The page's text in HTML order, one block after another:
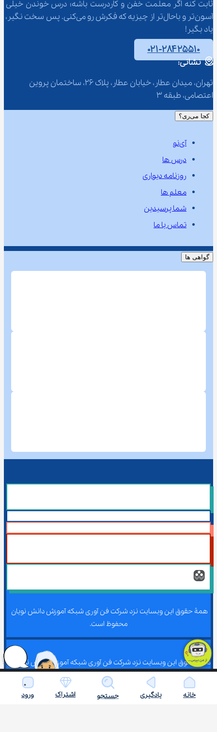
ثابت کنه اگر معلمت خفن و کاردرست باشه؛ درس خوندن خیلی
آسون‌تر و باحال‌تر از چیزیه که فکرش رو می‌کنی. پس سخت نگیر،
یاد بگیر!
۰۲۱-۲۸۴۲۵۵۱۰
نشانی:
تهران، میدان عطار، خیابان عطار، پلاک 26، ساختمان پروین
اعتصامی، طبقه 3
کجا می‌ری؟
آی‌نو
درس ها
روزنامه دیواری
معلم ها
شما پرسیدین
تماس با ما
گواهی ها
همۀ حقوق این وبسایت نزد شرکت فن آوری شبکه آموزش دانش نویان
محفوظ است.
همۀ حقوق این وبسایت نزد شرکت فن آوری شبکه آموزش دانش نویان
محفوظ است.
خانه یادگیری جستجو اشتراک ورود